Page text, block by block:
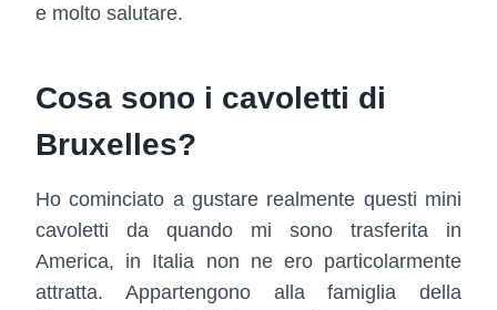
e molto salutare.
Cosa sono i cavoletti di
Bruxelles?
Ho cominciato a gustare realmente questi mini
cavoletti da quando mi sono trasferita in
America, in Italia non ne ero particolarmente
attratta. Appartengono alla famiglia della